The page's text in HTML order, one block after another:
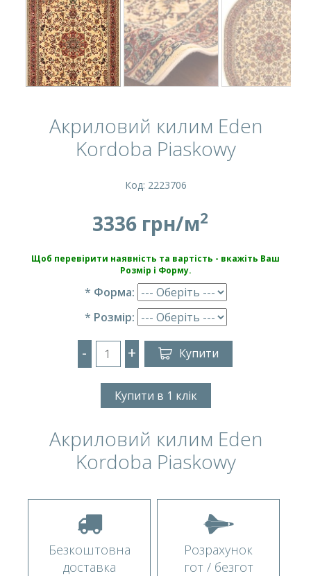
Акриловий килим Eden
Kordoba Piaskowy
Код: 2223706
3336 грн/м2
Щоб перевірити наявність та вартість - вкажіть Ваш
Розмір і Форму.
* Форма:
* Розмір:
- + Купити
Купити в 1 клік
Акриловий килим Eden
Kordoba Piaskowy
Безкоштовна
доставка
Розрахунок
гот / безгот